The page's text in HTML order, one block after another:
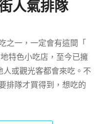
人氣排隊
之一，一定會有這間「
特色小吃店，至今已擁
或觀光客都會來吃。不
排隊才買得到，想吃的